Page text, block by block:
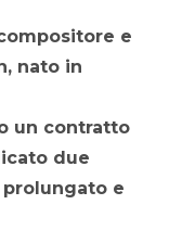
e
nato in
un contratto
due
e